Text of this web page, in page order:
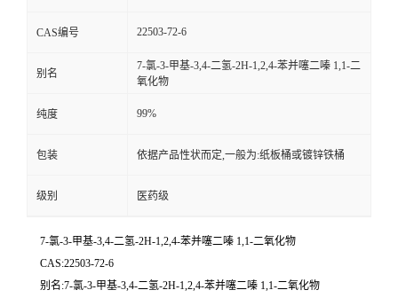
CAS编号 22503-72-6
别名
7-氯-3-甲基-3,4-二氢-2H-1,2,4-苯并噻二嗪 1,1-二
氧化物
纯度 99%
包装 依据产品性状而定,一般为:纸板桶或镀锌铁桶
级别 医药级
7-氯-3-甲基-3,4-二氢-2H-1,2,4-苯并噻二嗪 1,1-二氧化物
CAS:22503-72-6
别名:7-氯-3-甲基-3,4-二氢-2H-1,2,4-苯并噻二嗪 1,1-二氧化物